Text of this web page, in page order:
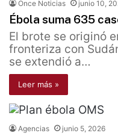
Once Noticias junio 10,
Ébola suma 635
El brote se originó
fronteriza con
se extendió a…
Leer más »
Agencias junio 5, 2026